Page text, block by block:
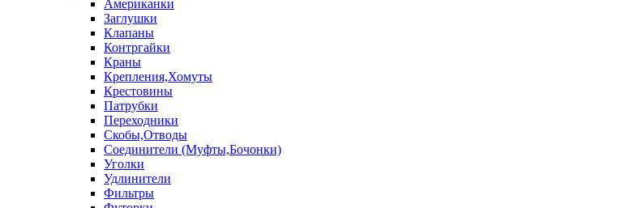
Американки
Заглушки
Клапаны
Контргайки
Краны
Крепления,Хомуты
Крестовины
Патрубки
Переходники
Скобы,Отводы
Соединители (Муфты,Бочонки)
Уголки
Удлинители
Фильтры